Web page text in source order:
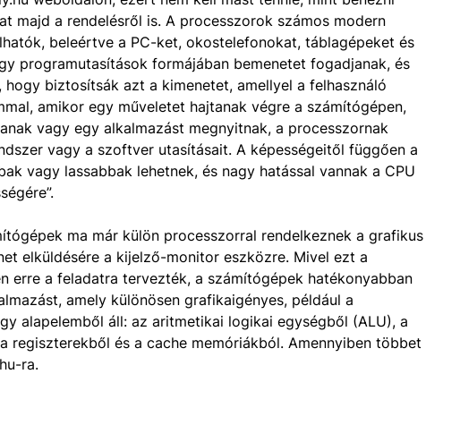
majd a rendelésről is. A processzorok számos modern
beleértve a PC-ket, okostelefonokat, táblagépeket és
programutasítások formájában bemenetet fogadjanak, és
biztosítsák azt a kimenetet, amellyel a felhasználó
amikor egy műveletet hajtanak végre a számítógépen,
vagy egy alkalmazást megnyitnak, a processzornak
vagy a szoftver utasításait. A képességeitől függően a
vagy lassabbak lehetnek, és nagy hatással vannak a CPU
ma már külön processzorral rendelkeznek a grafikus
elküldésére a kijelző-monitor eszközre. Mivel ezt a
erre a feladatra tervezték, a számítógépek hatékonyabban
amely különösen grafikaigényes, például a
alapelemből áll: az aritmetikai logikai egységből (ALU), a
regiszterekből és a cache memóriákból. Amennyiben többet
ra.